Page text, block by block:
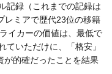
記録（これまでの記録は
レミアで歴代23位の移籍
イカーの価値は、最低で
ていただけに、「格安」
が的確だったことを結果